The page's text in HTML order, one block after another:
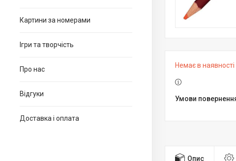
Картини за номерами
Ігри та творчість
Про нас
Відгуки
Доставка і оплата
Немає в наявності
Опис